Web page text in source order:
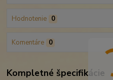
Hodnotenie 0
Komentáre 0
Kompletné špecifikácie